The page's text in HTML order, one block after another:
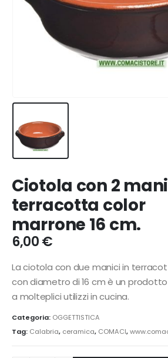
Ciotola con 2
terracotta color
marrone 16 cm.
6,00€
La ciotola con due manici in
con diametro di 16 cm è un
a molteplici utilizzi in cucina.
Categoria: OGGETTISTICA
Tag: Calabria, ceramica, COMACI,